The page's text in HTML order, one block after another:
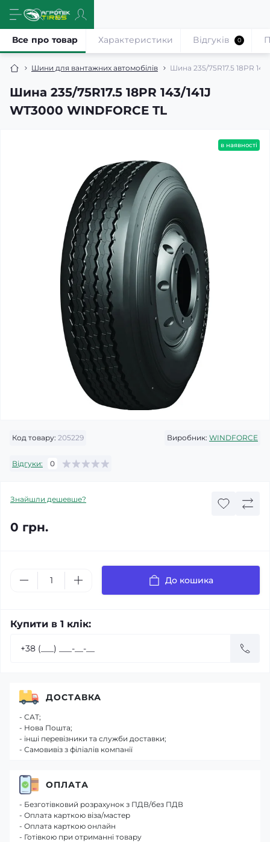
Шини для вантажних автомобілів Шина 235/75R17.5 18PR
Шина 235/75R17.5 18PR 143/141J
WT3000 WINDFORCE TL
Все про товар Характеристики Відгуків 0
в наявності
Код товару: 205229 Виробник: WINDFORCE
Відгуки: 0
Знайшли дешевше?
0 грн.
До кошика
Купити в 1 клік:
ДОСТАВКА
- САТ;
- Нова Пошта;
- інші перевізники та служби доставки;
- Самовивіз з філіалів компанії
ОПЛАТА
- Безготівковий розрахунок з ПДВ/без ПДВ
- Оплата карткою віза/мастер
- Оплата карткою онлайн
- Готівкою при отриманні товару